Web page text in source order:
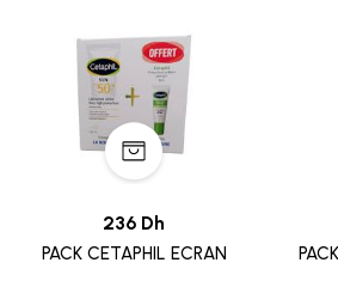
236 Dh
PACK CETAPHIL ECRAN